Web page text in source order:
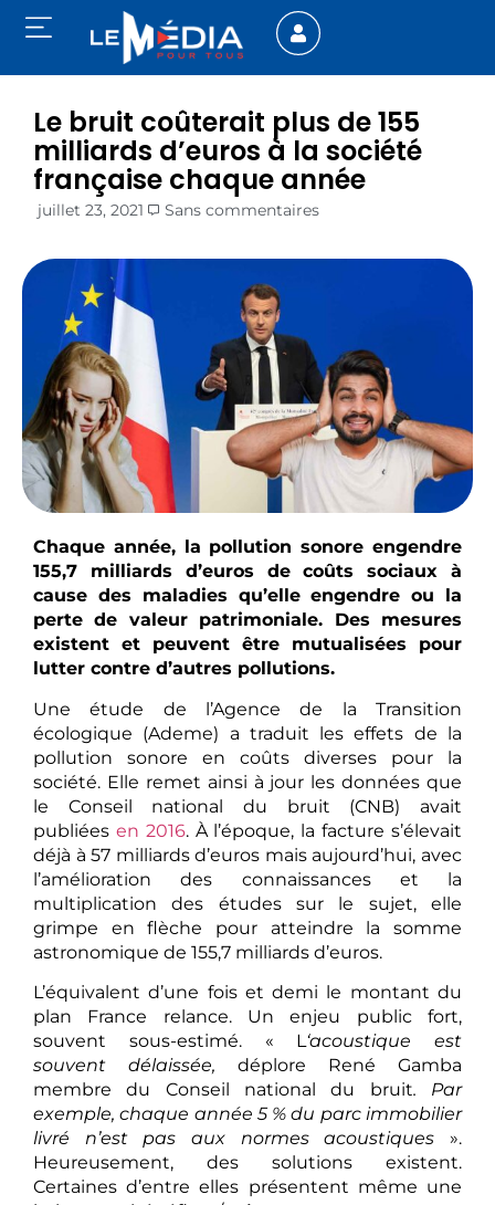
Le bruit coûterait plus de 155
milliards d’euros à la société
française chaque année
juillet 23, 2021 Sans commentaires
Chaque année, la pollution sonore engendre
155,7 milliards d’euros de coûts sociaux à
cause des maladies qu’elle engendre ou la
perte de valeur patrimoniale. Des mesures
existent et peuvent être mutualisées pour
lutter contre d’autres pollutions.
Une étude de l’Agence de la Transition
écologique (Ademe) a traduit les effets de la
pollution sonore en coûts diverses pour la
société. Elle remet ainsi à jour les données que
le Conseil national du bruit (CNB) avait
publiées en 2016. À l’époque, la facture s’élevait
déjà à 57 milliards d’euros mais aujourd’hui, avec
l’amélioration des connaissances et la
multiplication des études sur le sujet, elle
grimpe en flèche pour atteindre la somme
astronomique de 155,7 milliards d’euros.
L’équivalent d’une fois et demi le montant du
plan France relance. Un enjeu public fort,
souvent sous-estimé. « L‘acoustique est
souvent délaissée, déplore René Gamba
membre du Conseil national du bruit. Par
exemple, chaque année 5 % du parc immobilier
livré n’est pas aux normes acoustiques ».
Heureusement, des solutions existent.
Certaines d’entre elles présentent même une